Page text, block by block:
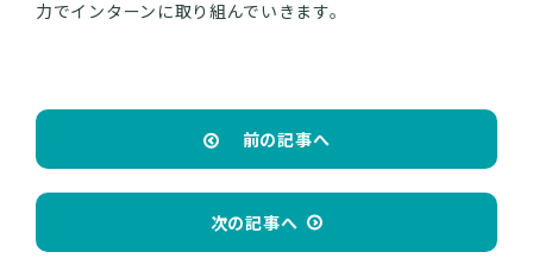
力でインターンに取り組んでいきます。
前の記事へ
次の記事へ